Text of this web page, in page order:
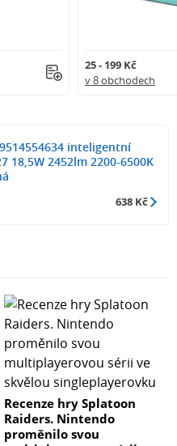
25 - 199 Kč
v 8 obchodech
inteligentní
18,5W 2452lm 2200-6500K
638 Kč
Recenze hry Splatoon
Raiders. Nintendo
proměnilo svou